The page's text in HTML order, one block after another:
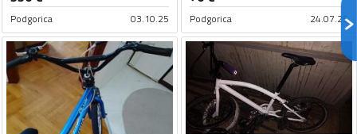
Podgorica 03.10.25 Podgorica 24.07.25